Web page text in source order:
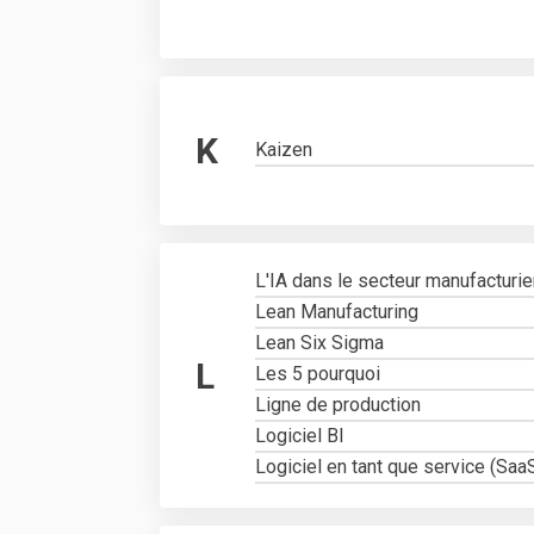
K Kaizen
L
L'IA dans le secteur
Lean Manufacturing
Lean Six Sigma
Les 5 pourquoi
Ligne de production
Logiciel BI
Logiciel en tant que service